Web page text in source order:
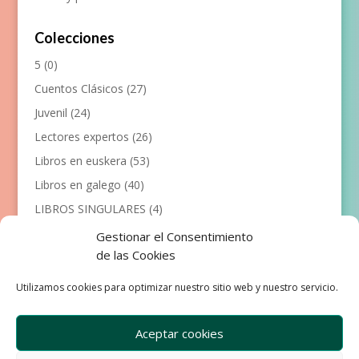
Gestionar el Consentimiento
de las Cookies
Utilizamos cookies para optimizar nuestro sitio web y nuestro servicio.
Aceptar cookies
Colecciones
5 (0)
Cuentos Clásicos (27)
Juvenil (24)
Lectores expertos (26)
Libros en euskera (53)
Libros en galego (40)
LIBROS SINGULARES (4)
Llibres en català (117)
Manualidades (53)
Primeros lectores
(101)